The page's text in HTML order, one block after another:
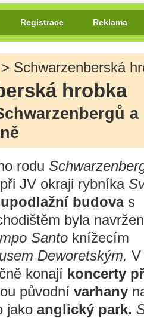
Registrace Reklama
> Schwarzenberská
hrobka
rodu
JV okraji rybníka
budovas
byla
Santo knížecím
Deworetským. V
konají koncerty
původní varhany
jako anglický park.